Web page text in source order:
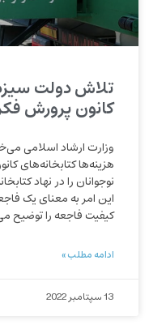
تلاش دولت
کانون پرورش
وزارت ارشاد اسلامی
هزینه‌ها کتابخانه‌‌های
نوجوانان را در نهاد
این امر به معنای یک
کیفیت فاجعه را توضیح
ادامه مطلب »
13 سپتامبر 2022